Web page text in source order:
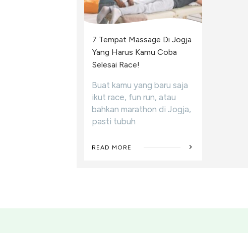
7 Tempat Massage Di Jogja
Yang Harus Kamu Coba
Selesai Race!
Buat kamu yang baru saja
ikut race, fun run, atau
bahkan marathon di Jogja,
pasti tubuh
READ MORE